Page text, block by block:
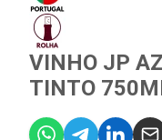
VINHO JP
TINTO